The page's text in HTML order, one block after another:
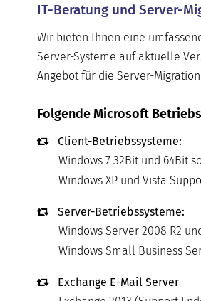
IT-Beratung und Server-
Wir bieten Ihnen eine
Server-Systeme auf aktuelle
Angebot für die Server-
Folgende Microsoft
Client-Betriebssysteme:
Windows 7 32Bit und 64Bit
Windows XP und Vista
Server-Betriebssysteme:
Windows Server 2008 R2
Windows Small Business
Exchange E-Mail Server